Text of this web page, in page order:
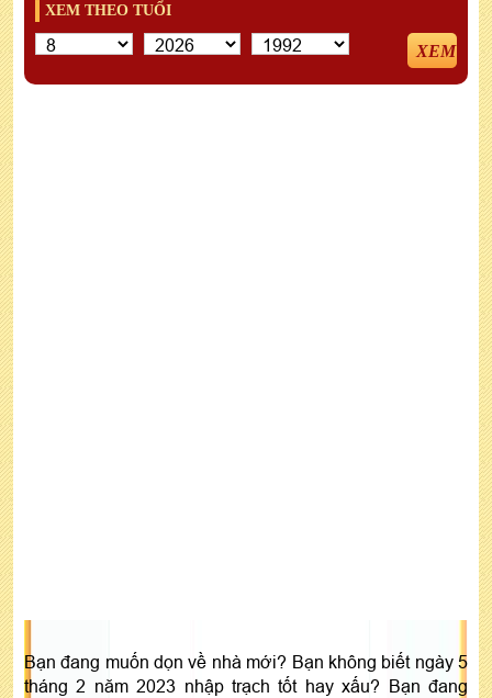
XEM THEO TUỔI
XEM
Bạn đang muốn dọn về nhà mới? Bạn không biết ngày 5
tháng 2 năm 2023 nhập trạch tốt hay xấu? Bạn đang